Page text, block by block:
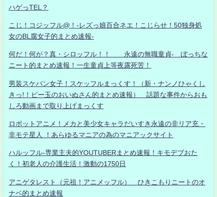
ハゲっTEL？
こじ！コジッフル@！-レズっ娘百合ネエ！こじらせ！50独身処
女のBL腐女子的まとめ速報-
何だ！何が？真・シロッフル！！ 永遠の無職童貞- ぼっちな
ニート的まとめ速報！一生童貞上等夜露死苦！
男装スケバン女子！スケッフルまっくす！（新・ナンノひゃくし
きっ!！ビー玉のおいぬさん的まとめ速報） 話題な事件からおも
しろ動画まで取り上げまっくす
ロボットアニメ！メカと美少女キャラだいすき永遠の非リア充・
非モテ星人 ！あらゆるマニアの為のマニアックサイト
ハルッフル-専業主夫的YOUTUBERまとめ速報！キモデブおた
く！初老人の介護生活！激動の1750日
アニゲタレスト（元祖！アニメッフル） ひきこもりニートのオ
ナベ的まとめ速報